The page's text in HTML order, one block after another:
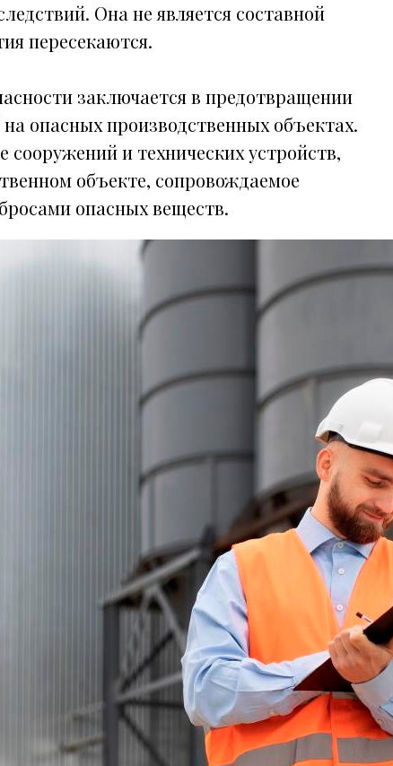
Она не является составной
пересекаются.
заключается в предотвращении
опасных производственных объектах.
сооружений и технических устройств,
объекте, сопровождаемое
опасных веществ.